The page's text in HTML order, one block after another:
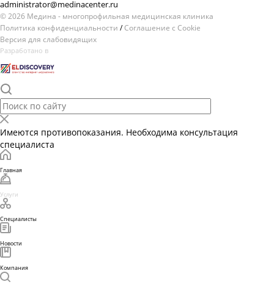
administrator@medinacenter.ru
© 2026 Медина - многопрофильная медицинская клиника
Политика конфиденциальности /Соглашение с Cookie
Версия для слабовидящих
Разработано в
Имеются противопоказания. Необходима консультация
специалиста
Главная
Услуги
Специалисты
Новости
Компания